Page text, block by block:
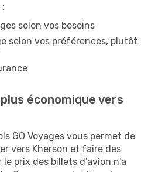
selon vos besoins
selon vos préférences, plutôt
économique vers
GO Voyages vous permet de
vers Kherson et faire des
le prix des billets d'avion n'a